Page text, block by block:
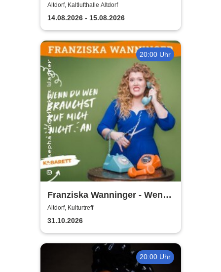
Altdorf, Kaltlufthalle Altdorf
14.08.2026 - 15.08.2026
20:00 Uhr
Franziska Wanninger - Wenn
du wen brauchst, ruf mich
nicht an
Altdorf, Kulturtreff
31.10.2026
20:00 Uhr